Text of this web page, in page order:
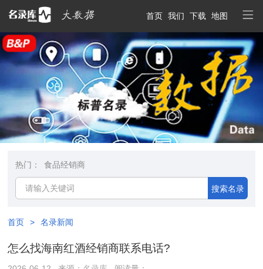
首页 我们 下载 地图
热门： 食品经销商
搜索名录
首页 > 名录新闻
怎么找海南红酒经销商联系电话?